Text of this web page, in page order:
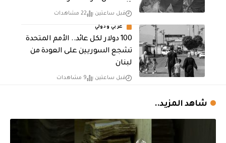
قبل ساعتين 22 مشاهدات
عربي ودولي
100 دولار لكل عائد.. الأمم المتحدة
تشجع السوريين على العودة من
لبنان
قبل ساعتين 9 مشاهدات
شاهد المزيد..